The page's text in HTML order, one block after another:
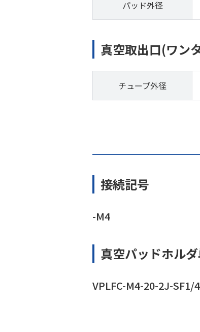
パッド外径
真空取出口(ワン
チューブ外径
接続記号
-M4
真空パッドホル
VPLFC-M4-20-2J-SF1/4